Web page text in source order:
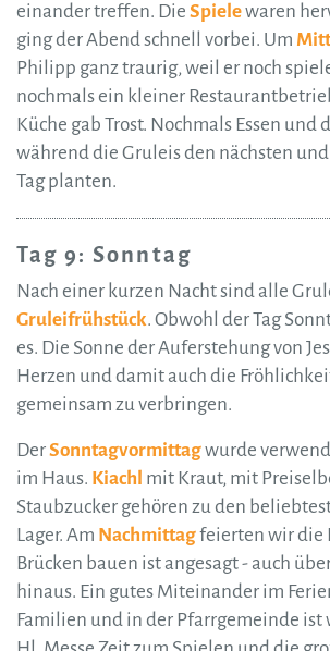
einander treffen. Die Spielewaren
ging der Abend schnell vorbei. Um
Philipp ganz traurig, weil er noch
nochmals ein kleiner
Küche gab Trost. Nochmals Essen und
während die Gruleis den nächsten
Tag planten.
Tag 9: Sonntag
Nach einer kurzen Nacht sind alle
Gruleifrühstück. Obwohl der Tag
es. Die Sonne der Auferstehung von
Herzen und damit auch die
gemeinsam zu verbringen.
DerSonntagvormittagwurde
im Haus. Kiachl mit Kraut, mit
Staubzucker gehören zu den
Lager. Am Nachmittagfeierten wir die
Brücken bauen ist angesagt - auch
hinaus. Ein gutes Miteinander im
Familien und in der Pfarrgemeinde ist